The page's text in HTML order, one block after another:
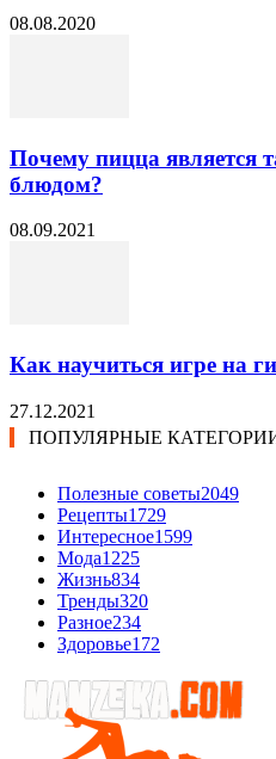
08.08.2020
Почему пицца является
блюдом?
08.09.2021
Как научиться игре на
27.12.2021
ПОПУЛЯРНЫЕ
Полезные советы2049
Рецепты1729
Интересное1599
Мода1225
Жизнь834
Тренды320
Разное234
Здоровье172